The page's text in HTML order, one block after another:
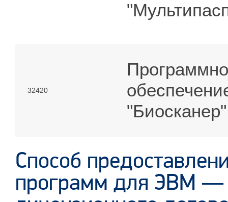
32420
"Биосканер"
Способ
программ для ЭВМ —